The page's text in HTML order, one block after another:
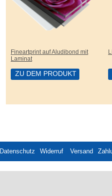
Fineartprint auf Aludibond mit
Laminat
ZU DEM PRODUKT
Datenschutz Widerruf Versand